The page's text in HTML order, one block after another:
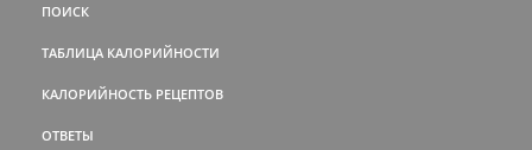
ПОИСК
ТАБЛИЦА КАЛОРИЙНОСТИ
КАЛОРИЙНОСТЬ РЕЦЕПТОВ
ОТВЕТЫ